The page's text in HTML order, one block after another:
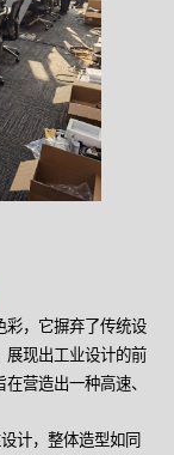
彩，它摒弃了传统设
展现出工业设计的前
营造出一种高速、
计，整体造型如同